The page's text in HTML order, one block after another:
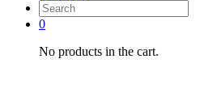
0
No products in the cart.